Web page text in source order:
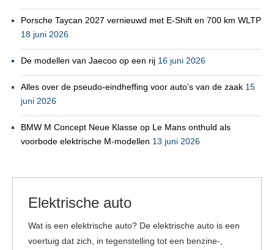
Porsche Taycan 2027 vernieuwd met E-Shift en 700 km WLTP
18 juni 2026
De modellen van Jaecoo op een rij 16 juni 2026
Alles over de pseudo-eindheffing voor auto’s van de zaak 15
juni 2026
BMW M Concept Neue Klasse op Le Mans onthuld als
voorbode elektrische M-modellen 13 juni 2026
Elektrische auto
Wat is een elektrische auto? De elektrische auto is een
voertuig dat zich, in tegenstelling tot een benzine-,